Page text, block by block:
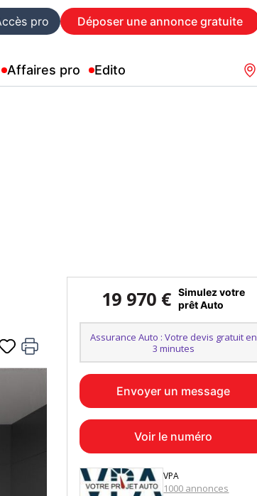
pro Déposer une annonce gratuite
Affaires pro Edito
19 970 € Simulez votre
prêt Auto
Assurance Auto : Votre devis gratuit en
3 minutes
Envoyer un message
Voir le numéro
VPA
1000 annonces